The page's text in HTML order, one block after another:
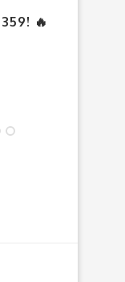
🔥